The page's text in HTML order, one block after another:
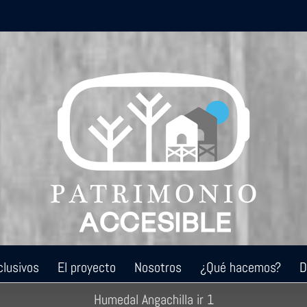
El proyecto Nosotros ¿Qué hacemos?
Humedal Angachilla ir 1